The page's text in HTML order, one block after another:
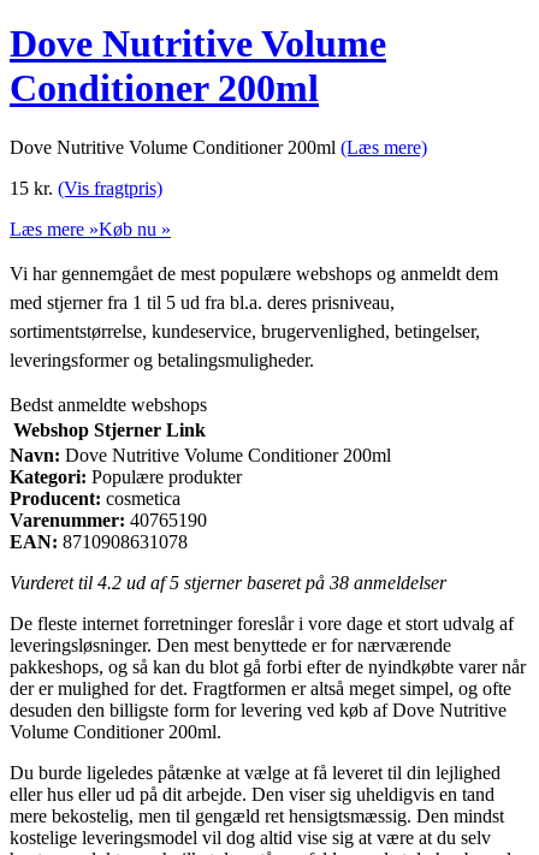
Dove Nutritive Volume
Conditioner 200ml
Dove Nutritive Volume Conditioner 200ml (Læs mere)
15 kr. (Vis fragtpris)
Læs mere »Køb nu »
Vi har gennemgået de mest populære webshops og anmeldt dem
med stjerner fra 1 til 5 ud fra bl.a. deres prisniveau,
sortimentstørrelse, kundeservice, brugervenlighed, betingelser,
leveringsformer og betalingsmuligheder.
Bedst anmeldte webshops
Webshop Stjerner Link
Navn: Dove Nutritive Volume Conditioner 200ml
Kategori: Populære produkter
Producent: cosmetica
Varenummer: 40765190
EAN: 8710908631078
Vurderet til 4.2 ud af 5 stjerner baseret på 38 anmeldelser
De fleste internet forretninger foreslår i vore dage et stort udvalg af
leveringsløsninger. Den mest benyttede er for nærværende
pakkeshops, og så kan du blot gå forbi efter de nyindkøbte varer når
der er mulighed for det. Fragtformen er altså meget simpel, og ofte
desuden den billigste form for levering ved køb af Dove Nutritive
Volume Conditioner 200ml.
Du burde ligeledes påtænke at vælge at få leveret til din lejlighed
eller hus eller ud på dit arbejde. Den viser sig uheldigvis en tand
mere bekostelig, men til gengæld ret hensigtsmæssig. Den mindst
kostelige leveringsmodel vil dog altid vise sig at være at du selv